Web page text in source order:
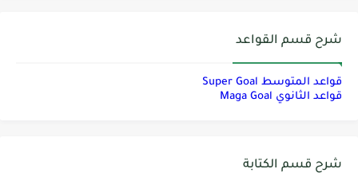
شرح قسم القواعد
قواعد المتوسط Super Goal
قواعد الثانوي Maga Goal
شرح قسم الكتابة